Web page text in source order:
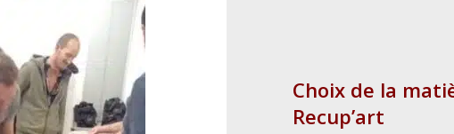
Choix de la
Recup’art